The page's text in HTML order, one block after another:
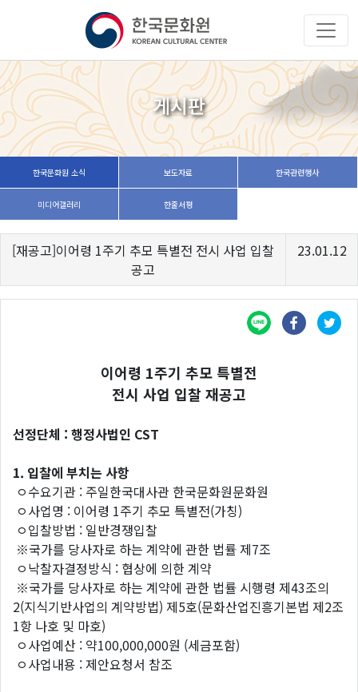
게시판
한국문화원 소식 보도자료 한국관련행사
미디어갤러리 한줄서평
[재공고]이어령 1주기 추모 특별전 전시 사업 입찰
공고
23.01.12
이어령 1주기 추모 특별전
전시 사업 입찰 재공고
선정단체 : 행정사법인 CST
1. 입찰에 부치는 사항
ㅇ수요기관 : 주일한국대사관 한국문화원문화원
ㅇ사업명 : 이어령 1주기 추모 특별전(가칭)
ㅇ입찰방법 : 일반경쟁입찰
※국가를 당사자로 하는 계약에 관한 법률 제7조
ㅇ낙찰자결정방식 : 협상에 의한 계약
※국가를 당사자로 하는 계약에 관한 법률 시행령 제43조의
2(지식기반사업의 계약방법) 제5호(문화산업진흥기본법 제2조
1항 나호 및 마호)
ㅇ사업예산 : 약100,000,000원 (세금포함)
ㅇ사업내용 : 제안요청서 참조